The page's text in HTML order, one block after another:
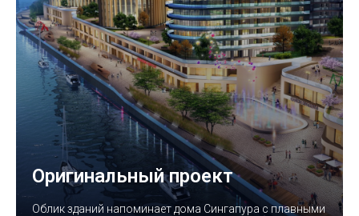
Оригинальный проект
Облик зданий напоминает дома Сингапура с плавными